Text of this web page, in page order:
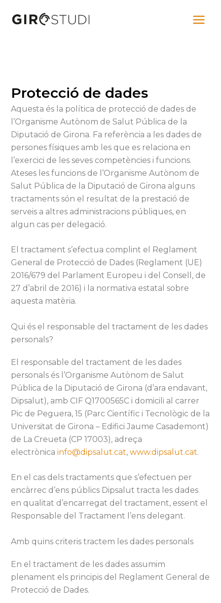
Protecció de dades
Aquesta és la política de protecció de dades de
l’Organisme Autònom de Salut Pública de la
Diputació de Girona. Fa referència a les dades de
persones físiques amb les que es relaciona en
l’exercici de les seves competències i funcions.
Ateses les funcions de l’Organisme Autònom de
Salut Pública de la Diputació de Girona alguns
tractaments són el resultat de la prestació de
serveis a altres administracions públiques, en
algun cas per delegació.
El tractament s’efectua complint el Reglament
General de Protecció de Dades (Reglament (UE)
2016/679 del Parlament Europeu i del Consell, de
27 d’abril de 2016) i la normativa estatal sobre
aquesta matèria.
Qui és el responsable del tractament de les dades
personals?
El responsable del tractament de les dades
personals és l’Organisme Autònom de Salut
Pública de la Diputació de Girona (d’ara endavant,
Dipsalut), amb CIF Q1700565C i domicili al carrer
Pic de Peguera, 15 (Parc Científic i Tecnològic de la
Universitat de Girona – Edifici Jaume Casademont)
de La Creueta (CP 17003), adreça
electrònicainfo@dipsalut.cat,www.dipsalut.cat.
En el cas dels tractaments que s’efectuen per
encàrrec d’ens públics Dipsalut tracta les dades
en qualitat d’encarregat del tractament, essent el
Responsable del Tractament l’ens delegant.
Amb quins criteris tractem les dades personals
En el tractament de les dades assumim
plenament els principis del Reglament General de
Protecció de Dades.